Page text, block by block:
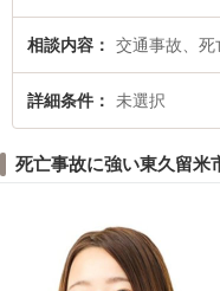
談できる東久留米市内の弁護士
におすすめです。
相談内容 交通事故、死
詳細条件 未選択
死亡事故に強い東久留米